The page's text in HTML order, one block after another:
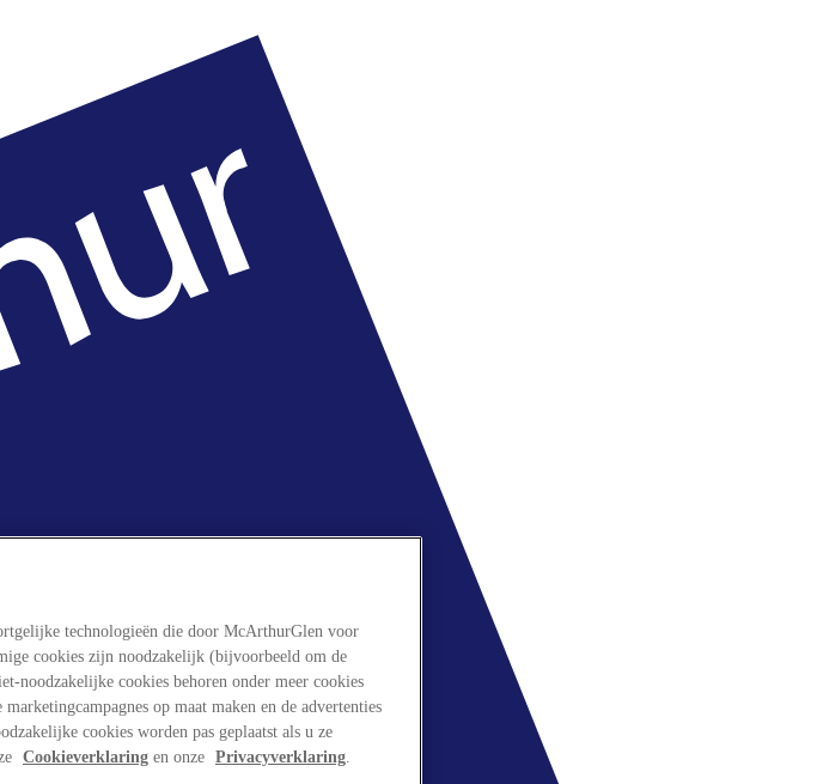
technologieën die door McArthurGlen voor
cookies zijn noodzakelijk (bijvoorbeeld om de
noodzakelijke cookies behoren onder meer cookies
op maat maken en de advertenties
cookies worden pas geplaatst als u ze
Cookieverklaring en onze Privacyverklaring.